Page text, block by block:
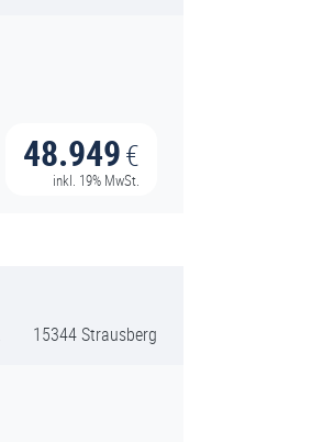
48.949€
inkl. 19% MwSt.
15344 Strausberg